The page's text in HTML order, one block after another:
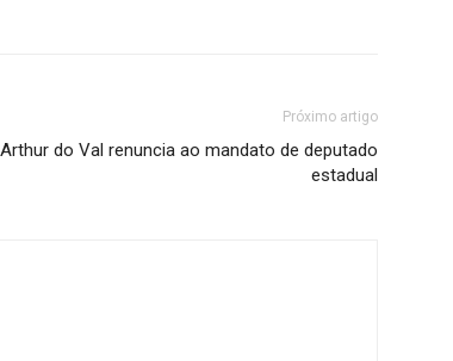
Próximo artigo
Arthur do Val renuncia ao mandato de deputado
estadual